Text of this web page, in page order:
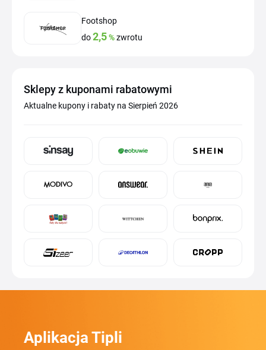
Footshop
do2,5%zwrotu
Sklepy z kuponami rabatowymi
Aktualne kupony i rabaty na Sierpień 2026
Aplikacja Tipli